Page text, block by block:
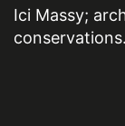
Ici Massy;
conservations.